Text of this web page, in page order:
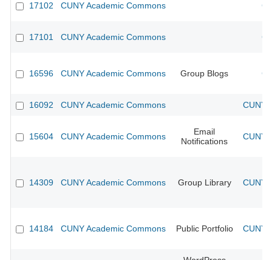
17102 CUNY Academic Commons
17101 CUNY Academic Commons
16596 CUNY Academic Commons Group Blogs
16092 CUNY Academic Commons CUNY
15604 CUNY Academic Commons
Email
Notifications
CUNY
14309 CUNY Academic Commons Group Library CUNY
14184 CUNY Academic Commons Public Portfolio CUNY